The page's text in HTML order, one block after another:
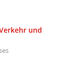
und